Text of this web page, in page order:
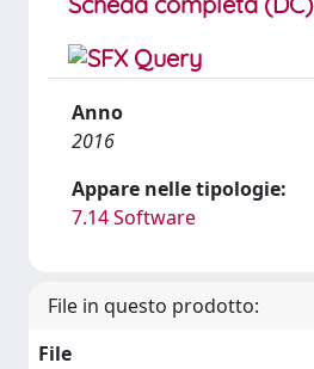
Anno
2016
Appare nelle tipologie:
7.14 Software
File in questo prodotto:
File